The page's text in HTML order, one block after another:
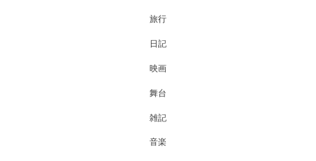
旅行
日記
映画
舞台
雑記
音楽